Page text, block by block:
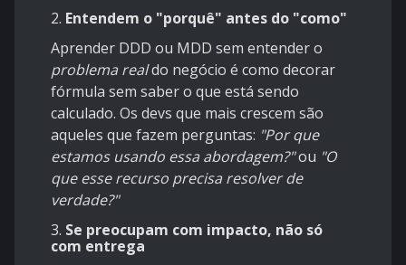
2. Entendem o "porquê" antes do "como"
Aprender DDD ou MDD sem entender o
problema realdo negócio é como decorar
fórmula sem saber o que está sendo
calculado. Os devs que mais crescem são
aqueles que fazem perguntas: "Por que
estamos usando essa abordagem?"ou "O
que esse recurso precisa resolver de
verdade?"
3. Se preocupam com impacto, não só
com entrega